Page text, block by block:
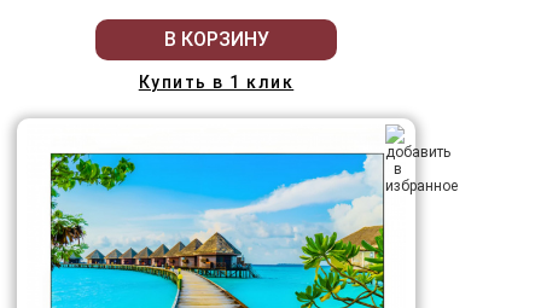
В КОРЗИНУ
Купить в 1 клик